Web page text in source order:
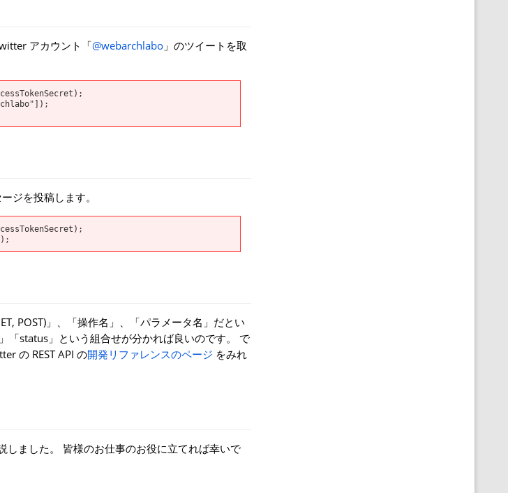
アカウント「@webarchlabo 」のツイートを取
ジを投稿します。
POST)」、「操作名」、「パラメータ名」だとい
「status」という組合せが分かれば良いのです。 で
の REST API の開発リファレンスのページ をみれ
ました。 皆様のお仕事のお役に立てれば幸いで